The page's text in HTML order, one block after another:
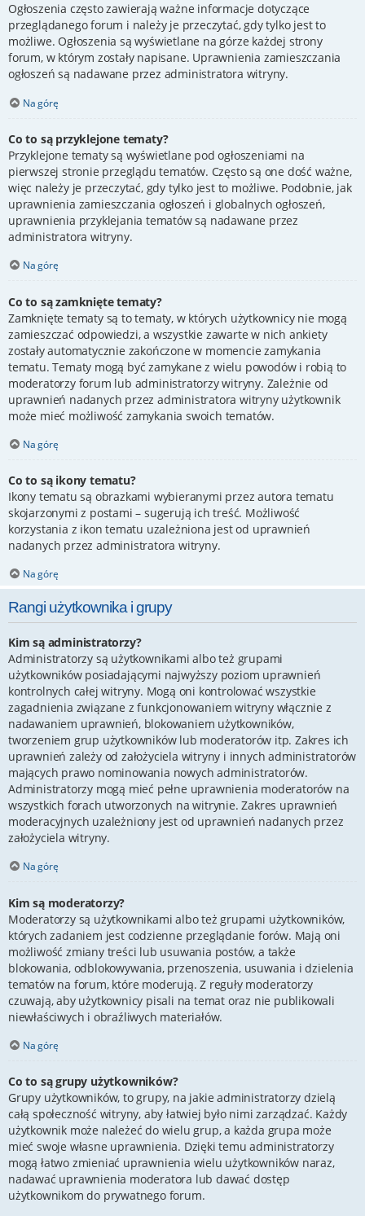
Ogłoszenia często zawierają ważne informacje dotyczące
przeglądanego forum i należy je przeczytać, gdy tylko jest to
możliwe. Ogłoszenia są wyświetlane na górze każdej strony
forum, w którym zostały napisane. Uprawnienia zamieszczania
ogłoszeń są nadawane przez administratora witryny.
Na górę
Co to są przyklejone tematy?
Przyklejone tematy są wyświetlane pod ogłoszeniami na
pierwszej stronie przeglądu tematów. Często są one dość ważne,
więc należy je przeczytać, gdy tylko jest to możliwe. Podobnie, jak
uprawnienia zamieszczania ogłoszeń i globalnych ogłoszeń,
uprawnienia przyklejania tematów są nadawane przez
administratora witryny.
Na górę
Co to są zamknięte tematy?
Zamknięte tematy są to tematy, w których użytkownicy nie mogą
zamieszczać odpowiedzi, a wszystkie zawarte w nich ankiety
zostały automatycznie zakończone w momencie zamykania
tematu. Tematy mogą być zamykane z wielu powodów i robią to
moderatorzy forum lub administratorzy witryny. Zależnie od
uprawnień nadanych przez administratora witryny użytkownik
może mieć możliwość zamykania swoich tematów.
Na górę
Co to są ikony tematu?
Ikony tematu są obrazkami wybieranymi przez autora tematu
skojarzonymi z postami – sugerują ich treść. Możliwość
korzystania z ikon tematu uzależniona jest od uprawnień
nadanych przez administratora witryny.
Na górę
Rangi użytkownika i grupy
Kim są administratorzy?
Administratorzy są użytkownikami albo też grupami
użytkowników posiadającymi najwyższy poziom uprawnień
kontrolnych całej witryny. Mogą oni kontrolować wszystkie
zagadnienia związane z funkcjonowaniem witryny włącznie z
nadawaniem uprawnień, blokowaniem użytkowników,
tworzeniem grup użytkowników lub moderatorów itp. Zakres ich
uprawnień zależy od założyciela witryny i innych administratorów
mających prawo nominowania nowych administratorów.
Administratorzy mogą mieć pełne uprawnienia moderatorów na
wszystkich forach utworzonych na witrynie. Zakres uprawnień
moderacyjnych uzależniony jest od uprawnień nadanych przez
założyciela witryny.
Na górę
Kim są moderatorzy?
Moderatorzy są użytkownikami albo też grupami użytkowników,
których zadaniem jest codzienne przeglądanie forów. Mają oni
możliwość zmiany treści lub usuwania postów, a także
blokowania, odblokowywania, przenoszenia, usuwania i dzielenia
tematów na forum, które moderują. Z reguły moderatorzy
czuwają, aby użytkownicy pisali na temat oraz nie publikowali
niewłaściwych i obraźliwych materiałów.
Na górę
Co to są grupy użytkowników?
Grupy użytkowników, to grupy, na jakie administratorzy dzielą
całą społeczność witryny, aby łatwiej było nimi zarządzać. Każdy
użytkownik może należeć do wielu grup, a każda grupa może
mieć swoje własne uprawnienia. Dzięki temu administratorzy
mogą łatwo zmieniać uprawnienia wielu użytkowników naraz,
nadawać uprawnienia moderatora lub dawać dostęp
użytkownikom do prywatnego forum.